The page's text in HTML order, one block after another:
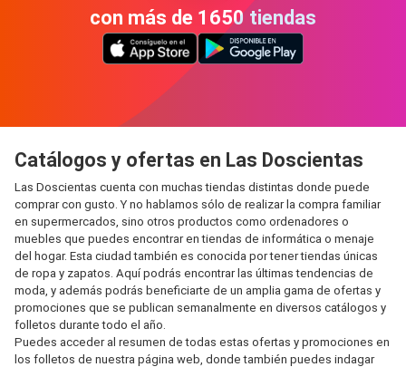
con más de 1650 tiendas
Catálogos y ofertas en Las Doscientas
Las Doscientas cuenta con muchas tiendas distintas donde puede
comprar con gusto. Y no hablamos sólo de realizar la compra familiar
en supermercados, sino otros productos como ordenadores o
muebles que puedes encontrar en tiendas de informática o menaje
del hogar. Esta ciudad también es conocida por tener tiendas únicas
de ropa y zapatos. Aquí podrás encontrar las últimas tendencias de
moda, y además podrás beneficiarte de un amplia gama de ofertas y
promociones que se publican semanalmente en diversos catálogos y
folletos durante todo el año.
Puedes acceder al resumen de todas estas ofertas y promociones en
los folletos de nuestra página web, donde también puedes indagar